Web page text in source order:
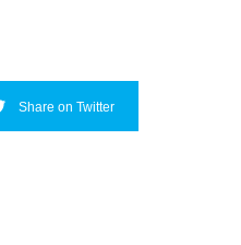
Share on Twitter